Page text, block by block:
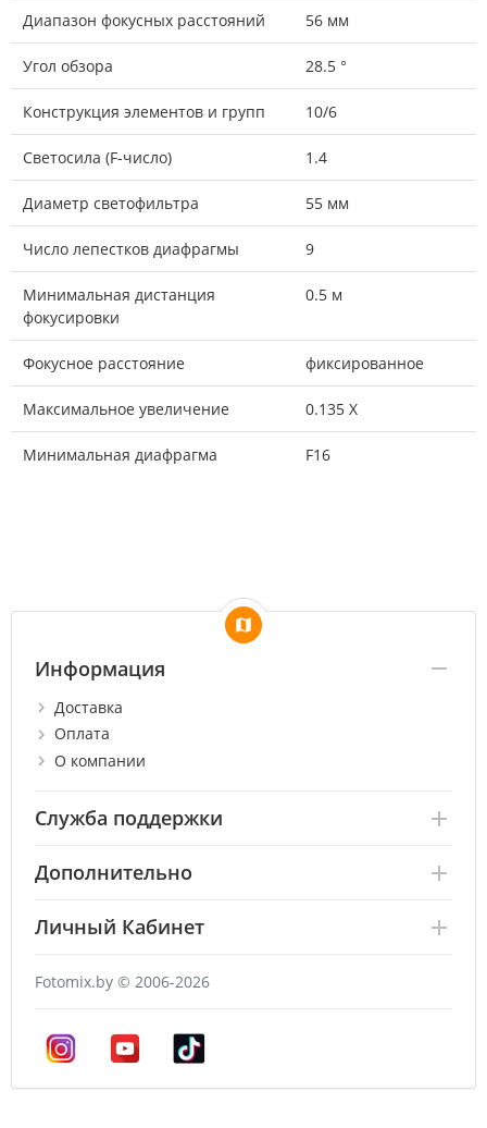
Диапазон фокусных расстояний 56 мм
Угол обзора 28.5 °
Конструкция элементов и групп 10/6
Светосила (F-число) 1.4
Диаметр светофильтра 55 мм
Число лепестков диафрагмы 9
Минимальная дистанция
фокусировки
0.5 м
Фокусное расстояние фиксированное
Максимальное увеличение 0.135 X
Минимальная диафрагма F16
Информация
Доставка
Оплата
О компании
Служба поддержки
Дополнительно
Личный Кабинет
Fotomix.by © 2006-2026